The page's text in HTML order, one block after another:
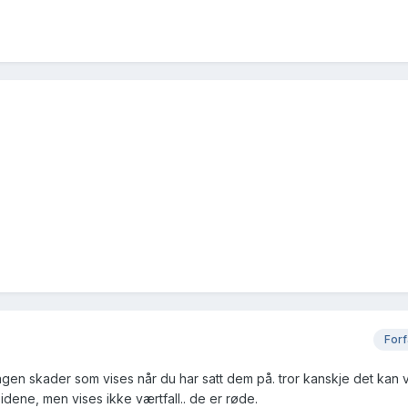
skader som vises når du har satt dem på. tror kanskje det kan
men vises ikke værtfall.. de er røde.